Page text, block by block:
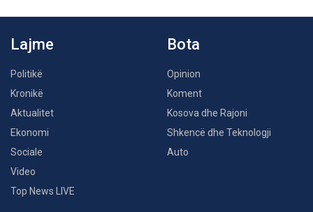
Lajme
Politikë
Kronikë
Aktualitet
Ekonomi
Sociale
Video
Top News LIVE
Bota
Opinion
Koment
Kosova dhe Rajoni
Shkencë dhe Teknologji
Auto